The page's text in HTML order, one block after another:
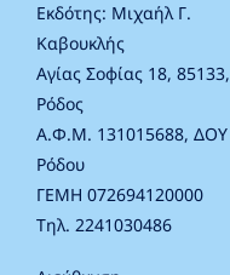
Εκδότης: Μιχαήλ Γ.
Καβουκλής
Αγίας Σοφίας 18, 85133,
Ρόδος
Α.Φ.Μ. 131015688, ΔΟΥ
Ρόδου
ΓΕΜΗ 072694120000
Τηλ. 2241030486